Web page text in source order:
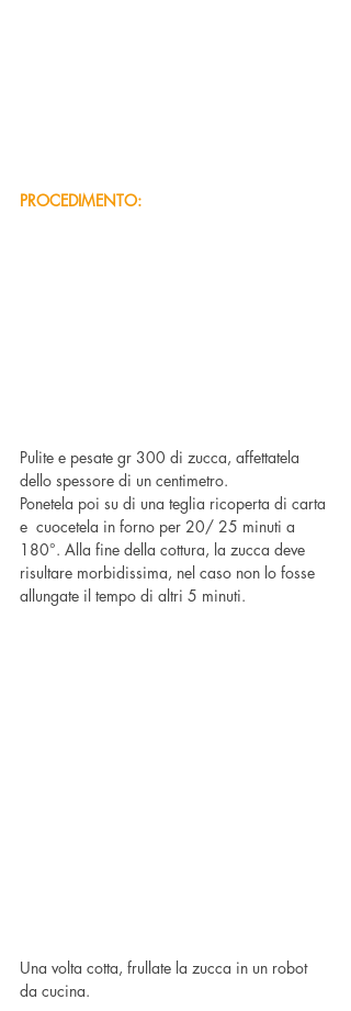
PROCEDIMENTO:
Pulite e pesate gr 300 di zucca, affettatela
dello spessore di un centimetro.
Ponetela poi su di una teglia ricoperta di carta
e  cuocetela in forno per 20/ 25 minuti a
180°. Alla fine della cottura, la zucca deve
risultare morbidissima, nel caso non lo fosse
allungate il tempo di altri 5 minuti.
Una volta cotta, frullate la zucca in un robot
da cucina.